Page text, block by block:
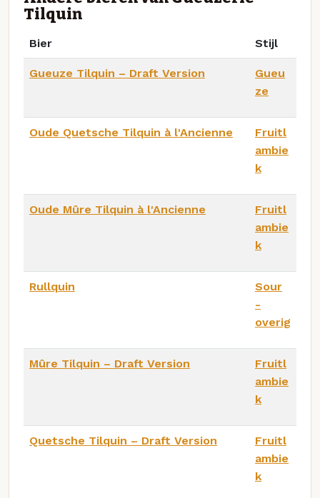
Tilquin
Bier Stijl
Gueuze Tilquin – Draft Version
Gueu
ze
Oude Quetsche Tilquin à l'Ancienne
Fruitl
ambie
k
Oude Mûre Tilquin à l'Ancienne
Fruitl
ambie
k
Rullquin
Sour
-
overig
Mûre Tilquin – Draft Version
Fruitl
ambie
k
Quetsche Tilquin – Draft Version
Fruitl
ambie
k